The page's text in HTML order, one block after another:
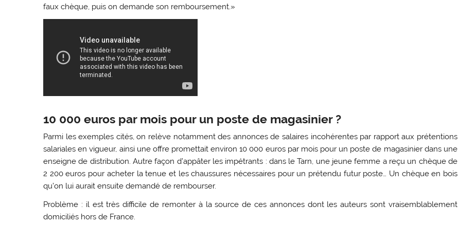
faux chèque, puis on demande son remboursement.»
10 000 euros par mois pour un poste de magasinier ?
Parmi les exemples cités, on relève notamment des annonces de salaires incohérentes par rapport aux prétentions
salariales en vigueur, ainsi une offre promettait environ 10 000 euros par mois pour un poste de magasinier dans une
enseigne de distribution. Autre façon d’appâter les impétrants : dans le Tarn, une jeune femme a reçu un chèque de
2 200 euros pour acheter la tenue et les chaussures nécessaires pour un prétendu futur poste… Un chèque en bois
qu’on lui aurait ensuite demandé de rembourser.
Problème : il est très difficile de remonter à la source de ces annonces dont les auteurs sont vraisemblablement
domiciliés hors de France.